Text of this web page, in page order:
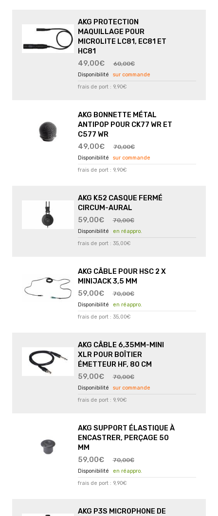
AKG PROTECTION
MAQUILLAGE POUR
MICROLITE LC81, EC81 ET
HC81
49,00€
60,00€
sur commande
frais de port : 9,90€
AKG BONNETTE MÉTAL
ANTIPOP POUR CK77 WR ET
C577 WR
49,00€
70,00€
sur commande
frais de port : 9,90€
AKG K52 CASQUE FERMÉ
CIRCUM-AURAL
59,00€
70,00€
en réappro.
frais de port : 35,00€
AKG CÂBLE POUR HSC 2 X
MINIJACK 3,5 MM
59,00€
70,00€
en réappro.
frais de port : 35,00€
AKG CÂBLE 6,35MM-MINI
XLR POUR BOÎTIER
ÉMETTEUR HF, 80 CM
59,00€
70,00€
sur commande
frais de port : 9,90€
AKG SUPPORT ÉLASTIQUE À
ENCASTRER, PERÇAGE 50
MM
59,00€
70,00€
en réappro.
frais de port : 9,90€
AKG P3S MICROPHONE DE